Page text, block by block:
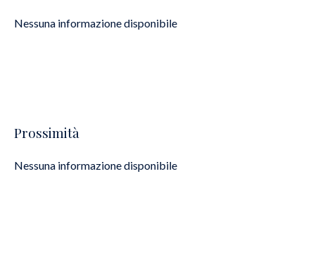
Nessuna informazione disponibile
Prossimità
Nessuna informazione disponibile